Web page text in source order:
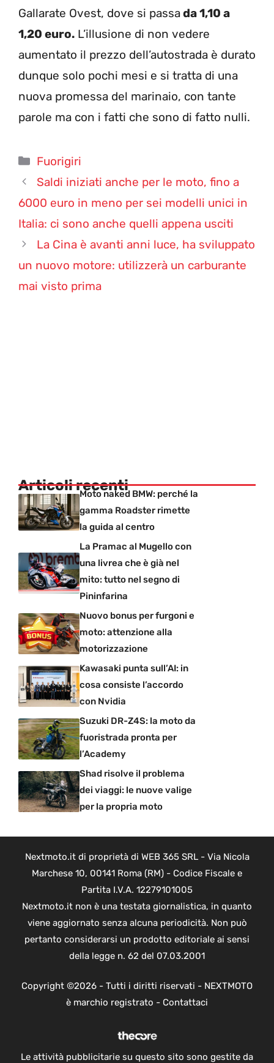
Gallarate Ovest, dove si passada 1,10 a
1,20 euro. L’illusione di non vedere
aumentato il prezzo dell’autostrada è durato
dunque solo pochi mesi e si tratta di una
nuova promessa del marinaio, con tante
parole ma con i fatti che sono di fatto nulli.
Categorie
Fuorigiri
Saldi iniziati anche per le moto, fino a
6000 euro in meno per sei modelli unici in
Italia: ci sono anche quelli appena usciti
La Cina è avanti anni luce, ha sviluppato
un nuovo motore: utilizzerà un carburante
mai visto prima
Articoli recentiMoto naked BMW: perché la
gamma Roadster rimette
la guida al centro
La Pramac al Mugello con
una livrea che è già nel
mito: tutto nel segno di
Pininfarina
Nuovo bonus per furgoni e
moto: attenzione alla
motorizzazione
Kawasaki punta sull’AI: in
cosa consiste l’accordo
con Nvidia
Suzuki DR-Z4S: la moto da
fuoristrada pronta per
l’Academy
Shad risolve il problema
dei viaggi: le nuove valige
per la propria moto
Nextmoto.it di proprietà di WEB 365 SRL - Via Nicola
Marchese 10, 00141 Roma (RM) - Codice Fiscale e
Partita I.V.A. 12279101005
Nextmoto.it non è una testata giornalistica, in quanto
viene aggiornato senza alcuna periodicità. Non può
pertanto considerarsi un prodotto editoriale ai sensi
della legge n. 62 del 07.03.2001
Copyright ©2026 - Tutti i diritti riservati - NEXTMOTO
è marchio registrato - Contattaci
Le attività pubblicitarie su questo sito sono gestite da